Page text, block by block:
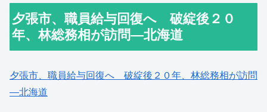
夕張市、職員給与回復へ 破綻後２０
年、林総務相が訪問―北海道
夕張市、職員給与回復へ 破綻後２０年、林総務相が訪問
―北海道